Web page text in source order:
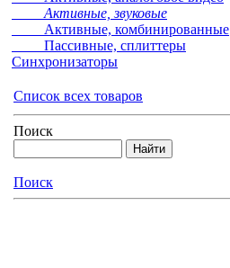
Активные, звуковые
Активные, комбинированные
Пассивные, сплиттеры
Синхронизаторы
Список всех товаров
Поиск
Поиск